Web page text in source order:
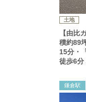
土地
【由比
積約89
15分・
徒歩6
鎌倉駅